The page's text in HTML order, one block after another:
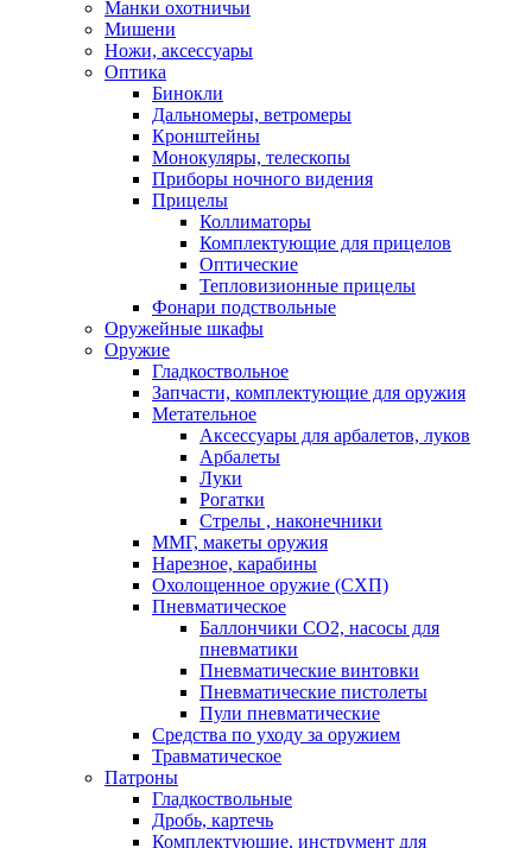
Манки охотничьи
Мишени
Ножи, аксессуары
Оптика
Бинокли
Дальномеры, ветромеры
Кронштейны
Монокуляры, телескопы
Приборы ночного видения
Прицелы
Коллиматоры
Комплектующие для прицелов
Оптические
Тепловизионные прицелы
Фонари подствольные
Оружейные шкафы
Оружие
Гладкоствольное
Запчасти, комплектующие для оружия
Метательное
Аксессуары для арбалетов, луков
Арбалеты
Луки
Рогатки
Стрелы , наконечники
ММГ, макеты оружия
Нарезное, карабины
Охолощенное оружие (СХП)
Пневматическое
Баллончики СО2, насосы для
пневматики
Пневматические винтовки
Пневматические пистолеты
Пули пневматические
Средства по уходу за оружием
Травматическое
Патроны
Гладкоствольные
Дробь, картечь
Комплектующие, инструмент для